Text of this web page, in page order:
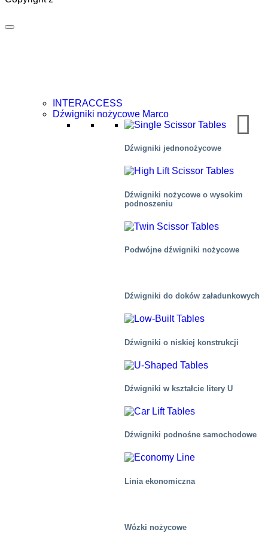
INTERACCESS
Dźwigniki nożycowe Marco
Dźwigniki jednonożycowe
Dźwigniki nożycowe o wysokim
podnoszeniu
Podwójne dźwigniki nożycowe
Dźwigniki do doków załadunkowych
Dźwigniki o niskiej konstrukcji
Dźwigniki w kształcie litery U
Dźwigniki podnośne samochodowe
Linia ekonomiczna
Wózki nożycowe